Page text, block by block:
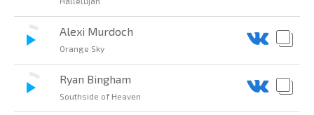
Alexi Murdoch
Orange Sky
Ryan Bingham
Southside of Heaven